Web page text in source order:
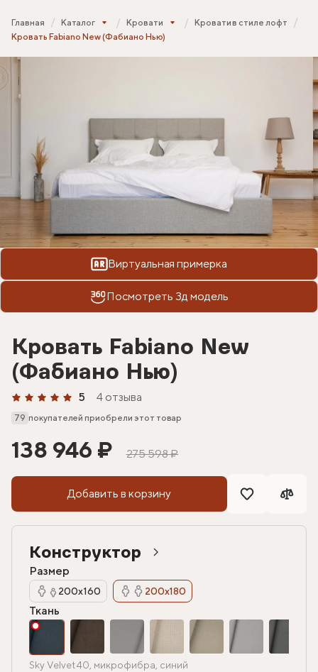
Главная Каталог Кровати
Кровати в стиле лофт
Кровать Fabiano New (Фабиано Нью)
Виртуальная примерка
Посмотреть 3д модель
Кровать Fabiano New
(Фабиано Нью)
5 4 отзыва
79 покупателей приобрели этот товар
138 946 ₽ 275 598 ₽
Добавить в корзину
Конструктор
Размер
200х160 200х180
Ткань
Sky Velvet 40, микрофибра, синий